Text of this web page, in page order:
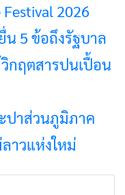
Festival 2026
น 5 ข้อถึงรัฐบาล
กฤตสารปนเปื้อน
ปาส่วนภูมิภาค
าวแห่งใหม่